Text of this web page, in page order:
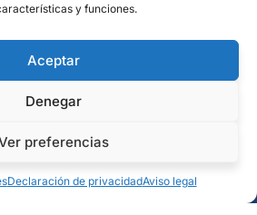
y funciones.
Aceptar
Denegar
preferencias
Declaración de privacidadAviso legal
Declaración de privacidad